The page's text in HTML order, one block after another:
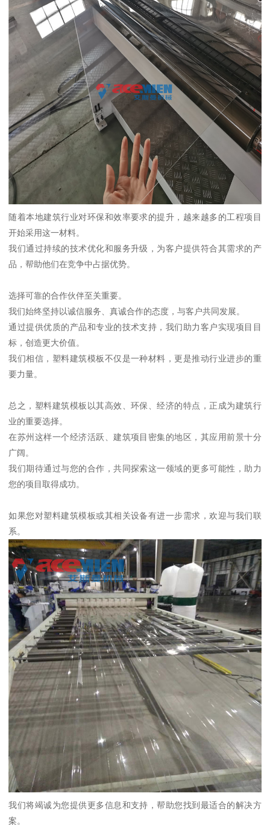
随着本地建筑行业对环保和效率要求的提升，越来越多的工程项目
开始采用这一材料。
我们通过持续的技术优化和服务升级，为客户提供符合其需求的产
品，帮助他们在竞争中占据优势。
选择可靠的合作伙伴至关重要。
我们始终坚持以诚信服务、真诚合作的态度，与客户共同发展。
通过提供优质的产品和专业的技术支持，我们助力客户实现项目目
标，创造更大价值。
我们相信，塑料建筑模板不仅是一种材料，更是推动行业进步的重
要力量。
总之，塑料建筑模板以其高效、环保、经济的特点，正成为建筑行
业的重要选择。
在苏州这样一个经济活跃、建筑项目密集的地区，其应用前景十分
广阔。
我们期待通过与您的合作，共同探索这一领域的更多可能性，助力
您的项目取得成功。
如果您对塑料建筑模板或其相关设备有进一步需求，欢迎与我们联
系。
我们将竭诚为您提供更多信息和支持，帮助您找到最适合的解决方
案。